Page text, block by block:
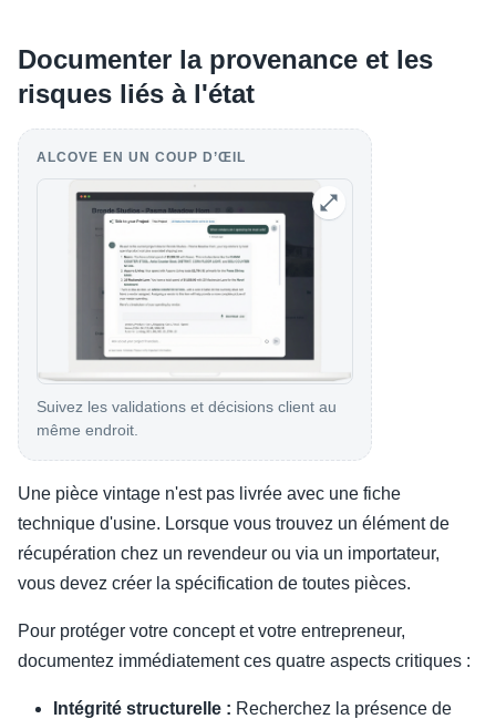
Documenter la provenance et les
risques liés à l'état
ALCOVE EN UN COUP D’ŒIL
Suivez les validations et décisions client au
même endroit.
Une pièce vintage n'est pas livrée avec une fiche
technique d'usine. Lorsque vous trouvez un élément de
récupération chez un revendeur ou via un importateur,
vous devez créer la spécification de toutes pièces.
Pour protéger votre concept et votre entrepreneur,
documentez immédiatement ces quatre aspects critiques :
Intégrité structurelle : Recherchez la présence de